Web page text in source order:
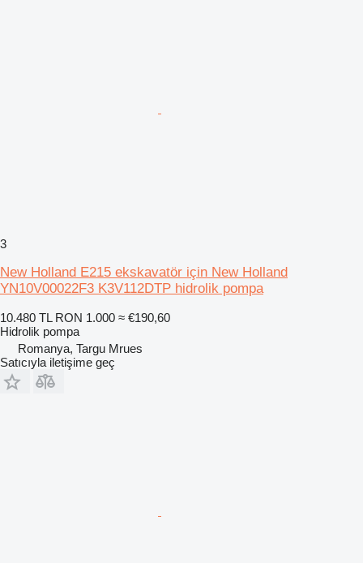
3
New Holland E215 ekskavatör için New Holland
YN10V00022F3 K3V112DTP hidrolik pompa
10.480 TL RON 1.000 ≈ €190,60
Hidrolik pompa
Romanya, Targu Mrues
Satıcıyla iletişime geç